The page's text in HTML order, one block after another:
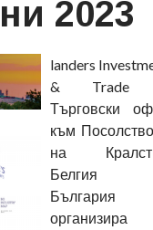
2023
landers
& Trade
Търговски
към
на
Белгия
България
организира